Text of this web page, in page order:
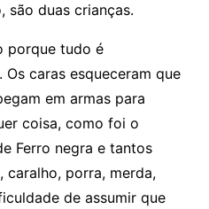
são duas crianças.
porque tudo é
caras esqueceram que
em armas para
coisa, como foi o
Ferro negra e tantos
caralho, porra, merda,
de assumir que